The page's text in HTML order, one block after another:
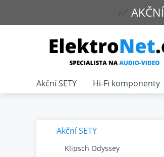
✅ AKČNÍ
Akční SETY
Klipsch Odyssey
Akční SETY Hi-Fi komponenty